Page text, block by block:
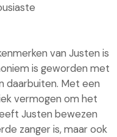
van Justen is
is geworden met
daarbuiten. Met een
vermogen om het
Justen bewezen
zanger is, maar ook